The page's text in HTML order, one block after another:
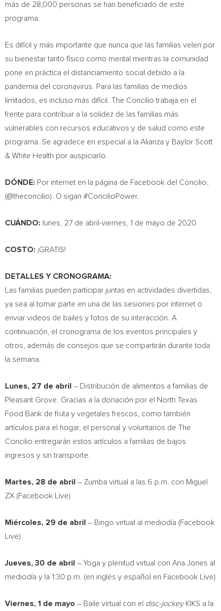
más de 28,000 personas se han beneficiado de este
programa.
Es difícil y más importante que nunca que las familias velen por
su bienestar tanto físico como mental mientras la comunidad
pone en práctica el distanciamiento social debido a la
pandemia del coronavirus. Para las familias de medios
limitados, es incluso más difícil. The Concilio trabaja en el
frente para contribuir a la solidez de las familias más
vulnerables con recursos educativos y de salud como este
programa. Se agradece en especial a la Alianza y Baylor Scott
& White Health por auspiciarlo.
DÓNDE: Por internet en la página de Facebook del Concilio,
(@theconcilio). O sigan #ConcilioPower.
CUÁNDO: lunes, 27 de abril-viernes, 1 de mayo de 2020
COSTO: ¡GRATIS!
DETALLES Y CRONOGRAMA:
Las familias pueden participar juntas en actividades divertidas,
ya sea al tomar parte en una de las sesiones por internet o
enviar videos de bailes y fotos de su interacción. A
continuación, el cronograma de los eventos principales y
otros, además de consejos que se compartirán durante toda
la semana.
Lunes, 27 de abril – Distribución de alimentos a familias de
Pleasant Grove. Gracias a la donación por el North Texas
Food Bank de fruta y vegetales frescos, como también
artículos para el hogar, el personal y voluntarios de The
Concilio entregarán estos artículos a familias de bajos
ingresos y sin transporte.
Martes, 28 de abril – Zumba virtual a las 6 p.m.
con Miguel
ZX (Facebook Live)
Miércoles, 29 de abril – Bingo virtual al mediodía (Facebook
Live)
Jueves, 30 de abril – Yoga y plenitud virtual con Ana Jones al
mediodía y la 1:30 p.m. (en inglés y español en Facebook Live)
Viernes, 1 de mayo – Baile virtual con el disc-jockey KIKS a la